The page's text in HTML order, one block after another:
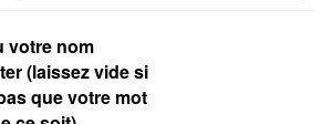
votre nom
(laissez vide si
que votre mot